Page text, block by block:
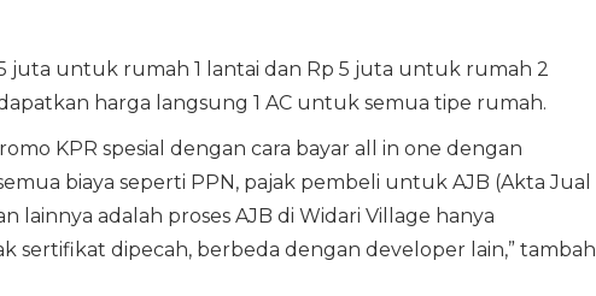
juta untuk rumah 1 lantai dan Rp 5 juta untuk rumah 2
harga langsung 1 AC untuk semua tipe rumah.
KPR spesial dengan cara bayar all in one dengan
biaya seperti PPN, pajak pembeli untuk AJB (Akta Jual
lainnya adalah proses AJB di Widari Village hanya
sertifikat dipecah, berbeda dengan developer lain,” tambah